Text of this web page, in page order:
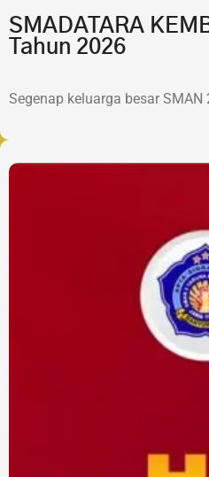
SMADATARA
Tahun 2026
Segenap keluarga besar